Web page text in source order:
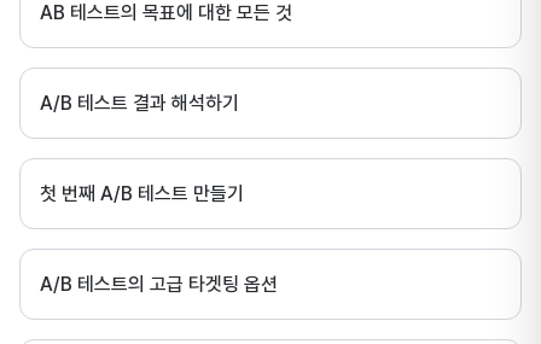
AB 테스트의 목표에 대한 모든 것
A/B 테스트 결과 해석하기
첫 번째 A/B 테스트 만들기
A/B 테스트의 고급 타겟팅 옵션